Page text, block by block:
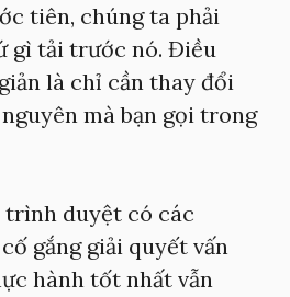
tiên, chúng ta phải
gì tải trước nó. Điều
là chỉ cần thay đổi
mà bạn gọi trong
trình duyệt có các
gắng giải quyết vấn
hành tốt nhất vẫn